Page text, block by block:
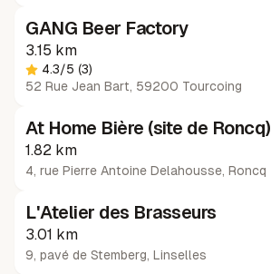
GANG Beer Factory
3.15 km
4.3/5 (3)
52 Rue Jean Bart, 59200 Tourcoing
At Home Bière (site de Roncq)
1.82 km
4, rue Pierre Antoine Delahousse, Roncq
L'Atelier des Brasseurs
3.01 km
9, pavé de Stemberg, Linselles